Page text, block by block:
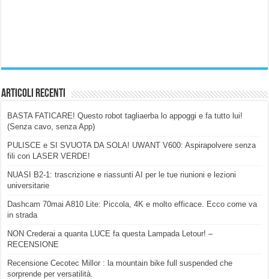
Articoli Recenti
BASTA FATICARE! Questo robot tagliaerba lo appoggi e fa tutto lui!
(Senza cavo, senza App)
PULISCE e SI SVUOTA DA SOLA! UWANT V600: Aspirapolvere senza
fili con LASER VERDE!
NUASI B2-1: trascrizione e riassunti AI per le tue riunioni e lezioni
universitarie
Dashcam 70mai A810 Lite: Piccola, 4K e molto efficace. Ecco come va
in strada
NON Crederai a quanta LUCE fa questa Lampada Letour! –
RECENSIONE
Recensione Cecotec Millor : la mountain bike full suspended che
sorprende per versatilità.